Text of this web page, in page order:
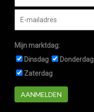
Mijn marktdag:
Dinsdag
Donderdag
Zaterdag
AANMELDEN